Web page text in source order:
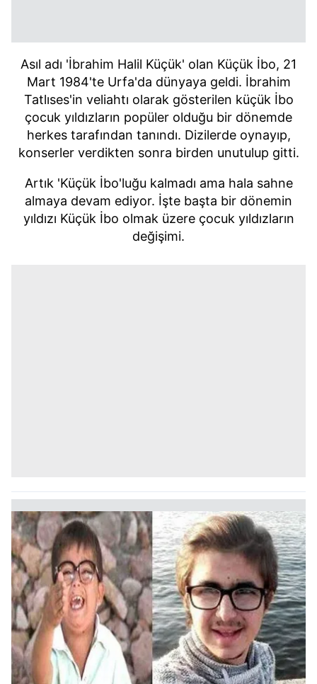
Asıl adı 'İbrahim Halil Küçük' olan Küçük İbo, 21
Mart 1984'te Urfa'da dünyaya geldi. İbrahim
Tatlıses'in veliahtı olarak gösterilen küçük İbo
çocuk yıldızların popüler olduğu bir dönemde
herkes tarafından tanındı. Dizilerde oynayıp,
konserler verdikten sonra birden unutulup gitti.
Artık 'Küçük İbo'luğu kalmadı ama hala sahne
almaya devam ediyor. İşte başta bir dönemin
yıldızı Küçük İbo olmak üzere çocuk yıldızların
değişimi.